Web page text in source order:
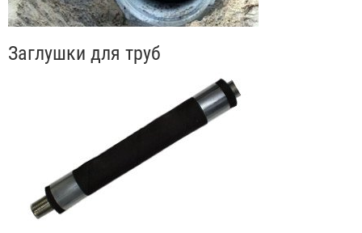
Заглушки для труб